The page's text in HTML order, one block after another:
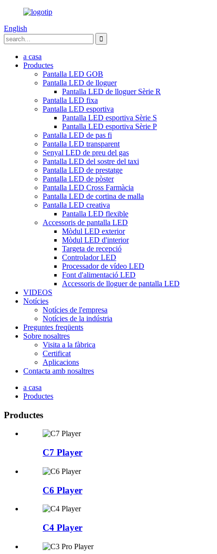
English
a casa
Productes
Pantalla LED GOB
Pantalla LED de lloguer
Pantalla LED de lloguer Sèrie R
Pantalla LED fixa
Pantalla LED esportiva
Pantalla LED esportiva Sèrie S
Pantalla LED esportiva Sèrie P
Pantalla LED de pas fi
Pantalla LED transparent
Senyal LED de preu del gas
Pantalla LED del sostre del taxi
Pantalla LED de prestatge
Pantalla LED de pòster
Pantalla LED Cross Farmàcia
Pantalla LED de cortina de malla
Pantalla LED creativa
Pantalla LED flexible
Accessoris de pantalla LED
Mòdul LED exterior
Mòdul LED d'interior
Targeta de recepció
Controlador LED
Processador de vídeo LED
Font d'alimentació LED
Accessoris de lloguer de pantalla LED
VIDEOS
Notícies
Notícies de l'empresa
Notícies de la indústria
Preguntes freqüents
Sobre nosaltres
Visita a la fàbrica
Certificat
Aplicacions
Contacta amb nosaltres
a casa
Productes
Productes
C7 Player
C6 Player
C4 Player